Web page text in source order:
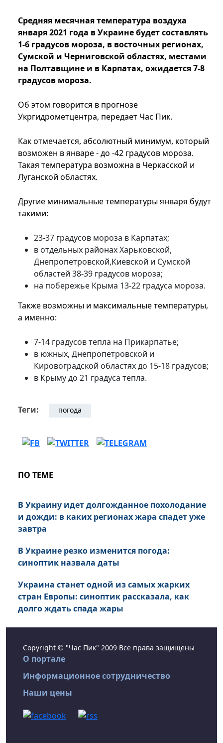
Средняя месячная температура воздуха
января 2021 года в Украине будет составлять
1-6 градусов мороза, в восточных регионах,
Сумской и Черниговской областях, местами
на Полтавщине и в Карпатах, ожидается 7-8
градусов мороза.
Об этом говорится в прогнозе
Укргидрометцентра, передает Час Пик.
Как отмечается, абсолютный минимум, который
возможен в январе - до -42 градусов мороза.
Такая температура возможна в Черкасской и
Луганской областях.
Другие минимальные температуры января будут
такими:
23-37 градусов мороза в Карпатах;
в отдельных районах Харьковской,
Днепропетровской,Киевской и Сумской
областей 38-39 градусов мороза;
на побережье Крыма 13-22 градуса мороза.
Также возможны и максимальные температуры,
а именно:
7-14 градусов тепла на Прикарпатье;
в южных, Днепропетровской и
Кировоградской областях до 15-18 градусов;
в Крыму до 21 градуса тепла.
Теги: погода
ПО ТЕМЕ
В Украину идет долгожданное похолодание
и дожди: в каких регионах жара спадет уже
завтра
В Украине резко изменится погода:
синоптик назвала даты
Украина станет одной из самых жарких
стран Европы: синоптик рассказала, как
долго ждать спада жары
Copyright © "Час Пик" 2009 Все права защищены
О портале
Информационное сотрудничество
Наши цены